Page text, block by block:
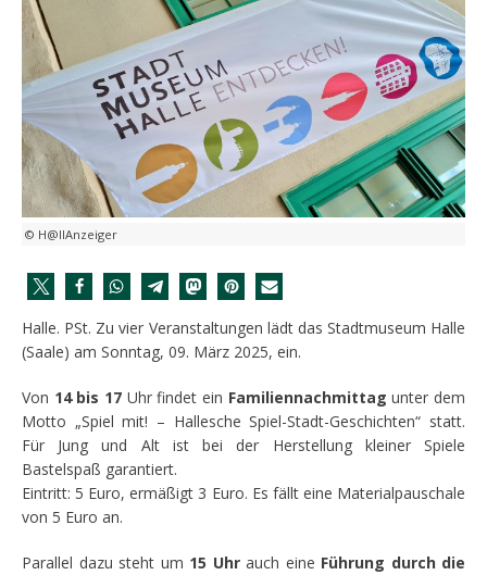
© H@llAnzeiger
Halle. PSt. Zu vier Veranstaltungen lädt das Stadtmuseum Halle
(Saale) am Sonntag, 09. März 2025, ein.
Von 14 bis 17 Uhr findet ein Familiennachmittag unter dem
Motto „Spiel mit! – Hallesche Spiel-Stadt-Geschichten“ statt.
Für Jung und Alt ist bei der Herstellung kleiner Spiele
Bastelspaß garantiert.
Eintritt: 5 Euro, ermäßigt 3 Euro. Es fällt eine Materialpauschale
von 5 Euro an.
Parallel dazu steht um 15 Uhrauch eine Führung durch die